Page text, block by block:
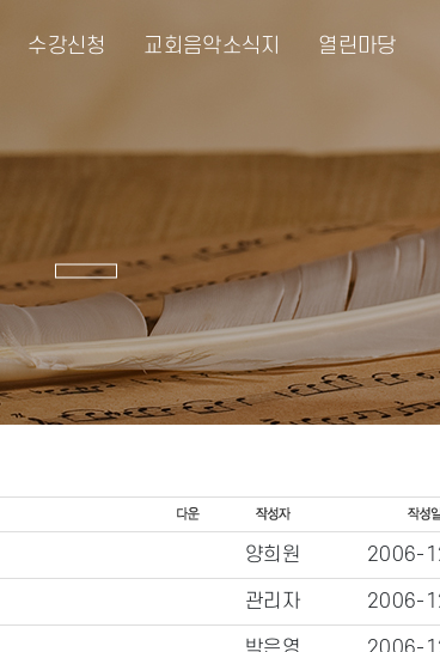
수강신청 교회음악소식지 열린마당
양희원 2006-
관리자 2006-